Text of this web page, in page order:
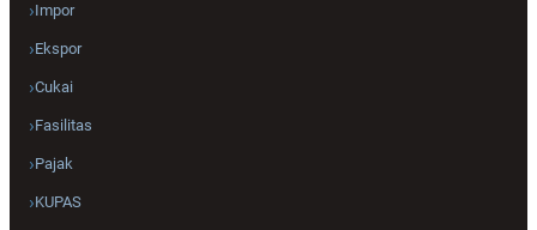
Impor
Ekspor
Cukai
Fasilitas
Pajak
KUPAS